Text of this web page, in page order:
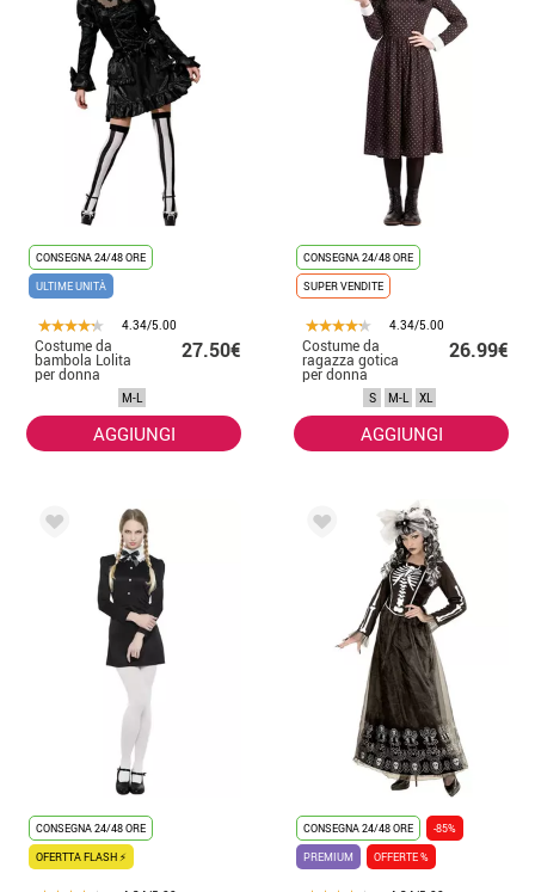
CONSEGNA 24/48 ORE
ULTIME UNITÀ
4.34/5.00
Costume da
bambola Lolita
per donna
27.50€
M-L
AGGIUNGI
CONSEGNA 24/48 ORE
SUPER VENDITE
4.34/5.00
Costume da
ragazza gotica
per donna
26.99€
S M-L XL
AGGIUNGI
CONSEGNA 24/48 ORE
OFERTTA FLASH ⚡
CONSEGNA 24/48 ORE
-85%
PREMIUM
OFFERTE %